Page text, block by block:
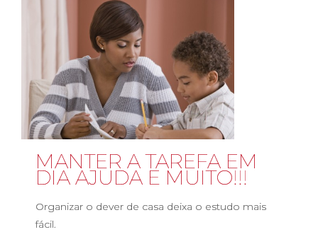
MANTER A TAREFA EM
DIA AJUDA E MUITO!!!
Organizar o dever de casa deixa o estudo mais
fácil.